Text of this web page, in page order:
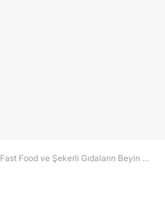
Fast Food ve Şekerli Gıdaların Beyin Üzerindeki Zararları